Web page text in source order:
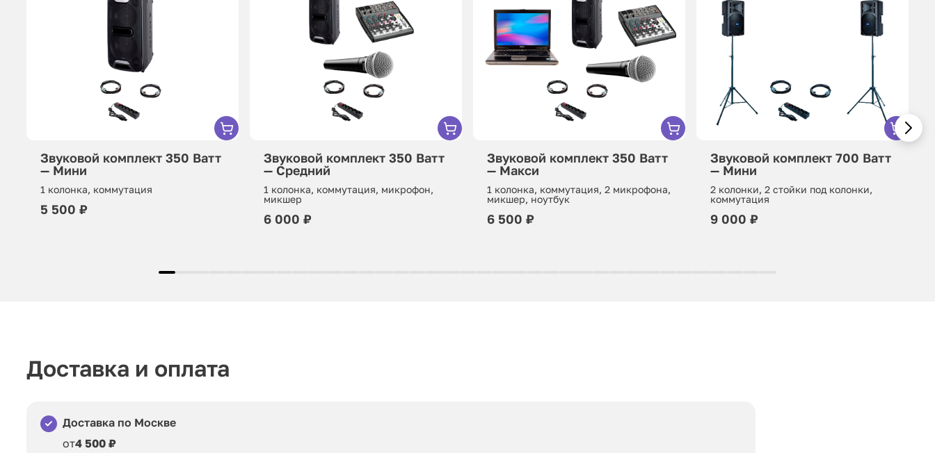
Звуковой комплект 350 Ватт
— Мини
1 колонка, коммутация
5 500 ₽
Звуковой комплект 350 Ватт
— Средний
1 колонка, коммутация, микрофон,
микшер
6 000 ₽
Звуковой комплект 350 Ватт
— Макси
1 колонка, коммутация, 2 микрофона,
микшер, ноутбук
6 500 ₽
Звуковой комплект 700 Ватт
— Мини
2 колонки, 2 стойки под колонки,
коммутация
9 000 ₽
Доставка и оплата
Доставка по Москве
от4 500 ₽